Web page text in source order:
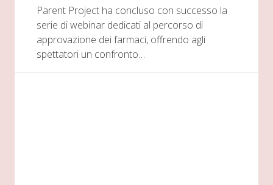
Parent Project ha concluso con successo la
serie di webinar dedicati al percorso di
approvazione dei farmaci, offrendo agli
spettatori un confronto…